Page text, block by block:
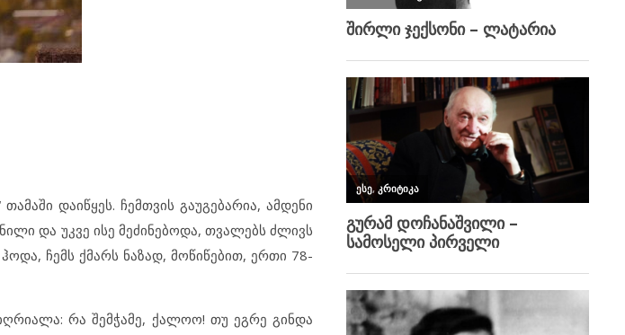
დაიწყეს. ჩემთვის გაუგებარია, ამდენი
და უკვე ისე მეძინებოდა, თვალებს ძლივს
ჩემს ქმარს ნაზად, მოწიწებით, ერთი 78-
რა შემჭამე, ქალოო! თუ ეგრე გინდა